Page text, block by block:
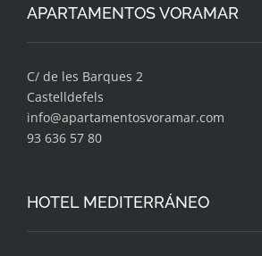
APARTAMENTOS VORAMAR
C/ de les Barques 2
Castelldefels
info@apartamentosvoramar.com
93 636 57 80
HOTEL MEDITERRÁNEO